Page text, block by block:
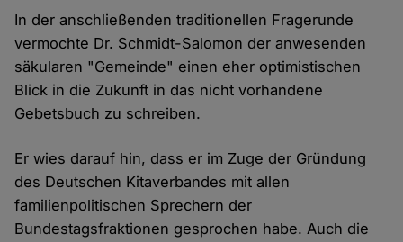
In der anschließenden traditionellen Fragerunde
vermochte Dr. Schmidt-Salomon der anwesenden
säkularen "Gemeinde" einen eher optimistischen
Blick in die Zukunft in das nicht vorhandene
Gebetsbuch zu schreiben.
Er wies darauf hin, dass er im Zuge der Gründung
des Deutschen Kitaverbandes mit allen
familienpolitischen Sprechern der
Bundestagsfraktionen gesprochen habe. Auch die